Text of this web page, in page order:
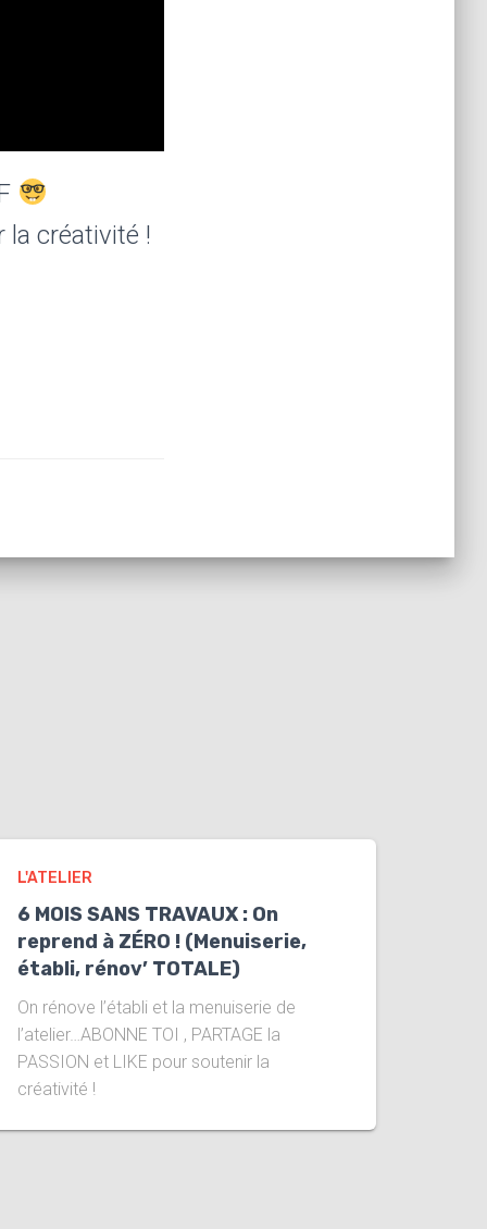
la créativité !
L'ATELIER
6 MOIS SANS TRAVAUX : On
reprend à ZÉRO ! (Menuiserie,
établi, rénov’ TOTALE)
On rénove l’établi et la menuiserie de
l’atelier…ABONNE TOI , PARTAGE la
PASSION et LIKE pour soutenir la
créativité !